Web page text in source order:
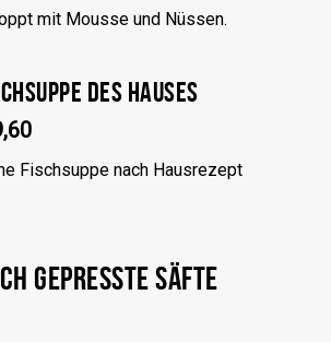
mit Mousse und Nüssen.
DES HAUSES
Fischsuppe nach Hausrezept
GEPRESSTE SÄFTE